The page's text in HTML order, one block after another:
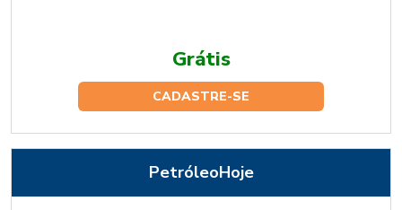
Grátis
CADASTRE-SE
PetróleoHoje